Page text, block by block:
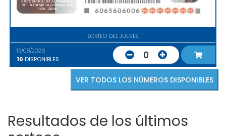
SORTEO DEL JUEVES
13/08/2026
10 DISPONIBLES 0
VER TODOS LOS NÚMEROS DISPONIBLES
Resultados de los últimos